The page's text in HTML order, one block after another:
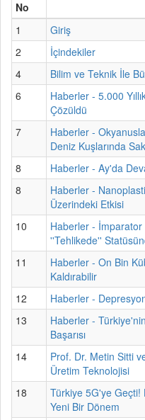
No
1
Giriş
2
İçindekiler
4
Bilim ve Teknik İle
6
Haberler - 5.000
Çözüldü
7
Haberler -
Deniz Kuşlarında
8
Haberler - Ay'da
8
Haberler -
Üzerindeki Etkisi
10
Haberler - İmparator
''Tehlikede''
11
Haberler - On Bin
Kaldırabilir
12
Haberler -
13
Haberler -
Başarısı
14
Prof. Dr. Metin Sitti
Üretim Teknolojisi
18
Türkiye 5G'ye Geçti!
Yeni Bir Dönem